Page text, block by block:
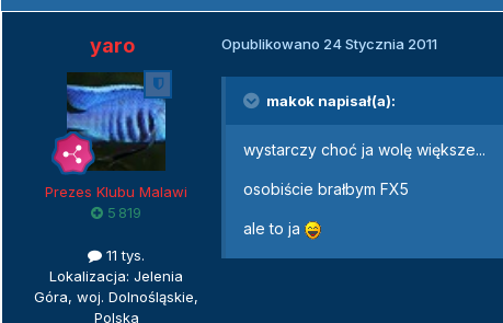
yaro
Prezes Klubu Malawi
5 819
11 tys.
Lokalizacja: Jelenia
Góra, woj. Dolnośląskie,
Polska
Opublikowano 24 Stycznia 2011
makok napisał(a):
wystarczy choć ja wolę większe...
osobiście brałbym FX5
ale to ja